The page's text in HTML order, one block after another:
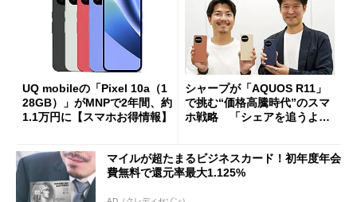
UQ mobileの「Pixel 10a（1
28GB）」がMNPで2年間、約
1.1万円に【スマホお得情報】
シャープが「AQUOS R11」
で挑む“価格高騰時代”のスマ
ホ戦略 「シェアを追うより
マイルが超たまるビジネスカード！初年度年会
費無料で還元率最大1.125%